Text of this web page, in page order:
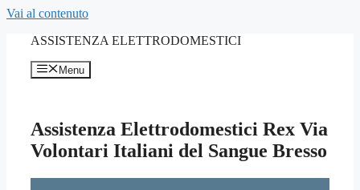
Vai al contenuto
ASSISTENZA ELETTRODOMESTICI
Menu
Assistenza Elettrodomestici Rex Via
Volontari Italiani del Sangue Bresso